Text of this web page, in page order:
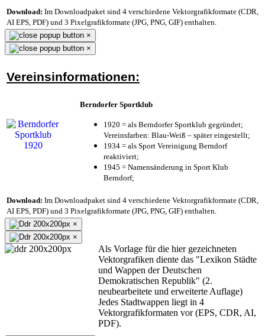
Download: Im Downloadpaket sind 4 verschiedene Vektorgrafikformate (CDR,
AI EPS, PDF) und 3 Pixelgrafikformate (JPG, PNG, GIF) enthalten.
×
×
Vereinsinformationen:
Berndorfer Sportklub
1920 = als Berndorfer Sportklub gegründet;
Vereinsfarben: Blau-Weiß – später eingestellt;
1934 = als Sport Vereinigung Berndorf
reaktiviert;
1945 = Namensänderung in Sport Klub
Berndorf;
Download: Im Downloadpaket sind 4 verschiedene Vektorgrafikformate (CDR,
AI EPS, PDF) und 3 Pixelgrafikformate (JPG, PNG, GIF) enthalten.
×
×
Als Vorlage für die hier gezeichneten
Vektorgrafiken diente das "Lexikon Städte
und Wappen der Deutschen
Demokratischen Republik" (2.
neubearbeitete und erweiterte Auflage)
Jedes Stadtwappen liegt in 4
Vektorgrafikformaten vor (EPS, CDR, AI,
PDF).